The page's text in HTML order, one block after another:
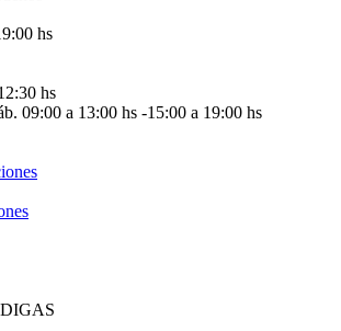
hs
hs
09:00 a 13:00 hs -15:00 a 19:00 hs